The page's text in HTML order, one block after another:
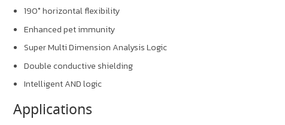
190° horizontal flexibility
Enhanced pet immunity
Super Multi Dimension Analysis Logic
Double conductive shielding
Intelligent AND logic
Applications